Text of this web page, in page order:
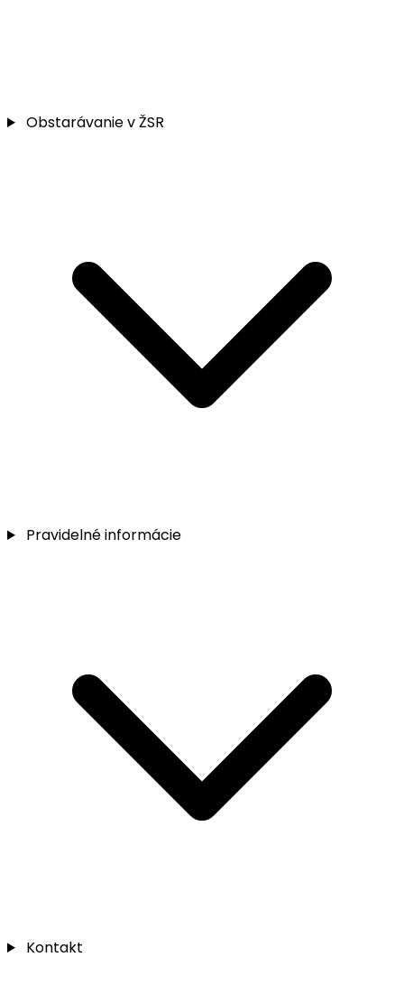
Obstarávanie v ŽSR
Pravidelné informácie
Kontakt